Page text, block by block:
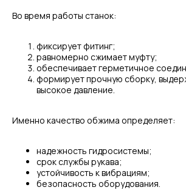
Во время работы станок:
фиксирует фитинг;
равномерно сжимает муфту;
обеспечивает герметичное
формирует прочную сборку,
высокое давление.
Именно качество обжима определяет:
надежность гидросистемы;
срок службы рукава;
устойчивость к вибрациям;
безопасность оборудования.